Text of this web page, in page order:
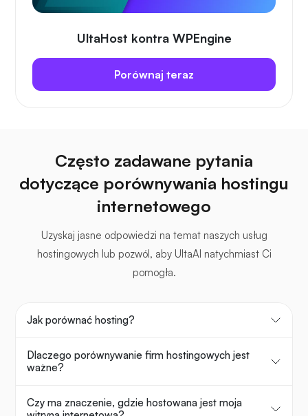
UltaHost kontra WPEngine
Porównaj teraz
Często zadawane pytania
dotyczące porównywania hostingu
internetowego
Uzyskaj jasne odpowiedzi na temat naszych usług
hostingowych lub pozwól, aby UltaAI natychmiast Ci
pomogła.
Jak porównać hosting?
Dlaczego porównywanie firm hostingowych jest
ważne?
Czy ma znaczenie, gdzie hostowana jest moja